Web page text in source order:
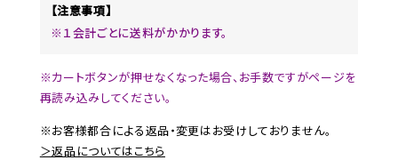
【注意事項】
※１会計ごとに送料がかかります。
※カートボタンが押せなくなった場合、お手数ですがページを
再読み込みしてください。
※お客様都合による返品・変更はお受けしておりません。
＞返品についてはこちら